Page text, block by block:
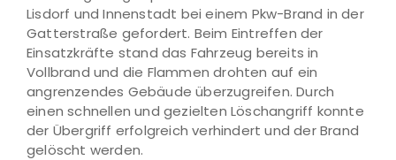
Lisdorf und Innenstadt bei einem Pkw-Brand in der
Gatterstraße gefordert. Beim Eintreffen der
Einsatzkräfte stand das Fahrzeug bereits in
Vollbrand und die Flammen drohten auf ein
angrenzendes Gebäude überzugreifen. Durch
einen schnellen und gezielten Löschangriff konnte
der Übergriff erfolgreich verhindert und der Brand
gelöscht werden.